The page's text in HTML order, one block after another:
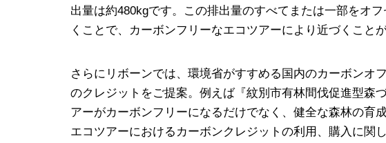
出量は約480kgです。この排出量のすべてまたは一部をオ
くことで、カーボンフリーなエコツアーにより近づくことが
さらにリボーンでは、環境省がすすめる国内のカーボンオ
のクレジットをご提案。例えば『紋別市有林間伐促進型森
アーがカーボンフリーになるだけでなく、健全な森林の育
エコツアーにおけるカーボンクレジットの利用、購入に関